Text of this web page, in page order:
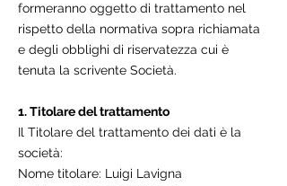
formeranno oggetto di trattamento nel
rispetto della normativa sopra richiamata
e degli obblighi di riservatezza cui è
tenuta la scrivente Società.
1. Titolare del trattamento
Il Titolare del trattamento dei dati è la
società:
Nome titolare: Luigi Lavigna